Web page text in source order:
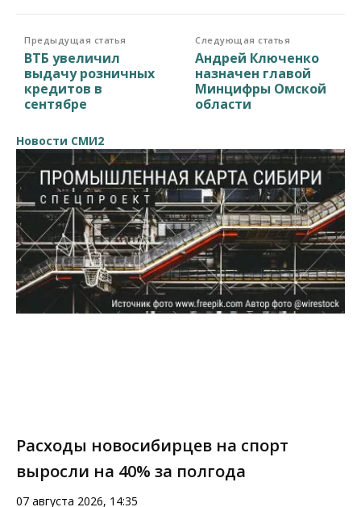
Предыдущая статья
ВТБ увеличил
выдачу розничных
кредитов в
сентябре
Следующая статья
Андрей Ключенко
назначен главой
Минцифры Омской
области
Новости СМИ2
Расходы новосибирцев на спорт
выросли на 40% за полгода
07 августа 2026, 14:35